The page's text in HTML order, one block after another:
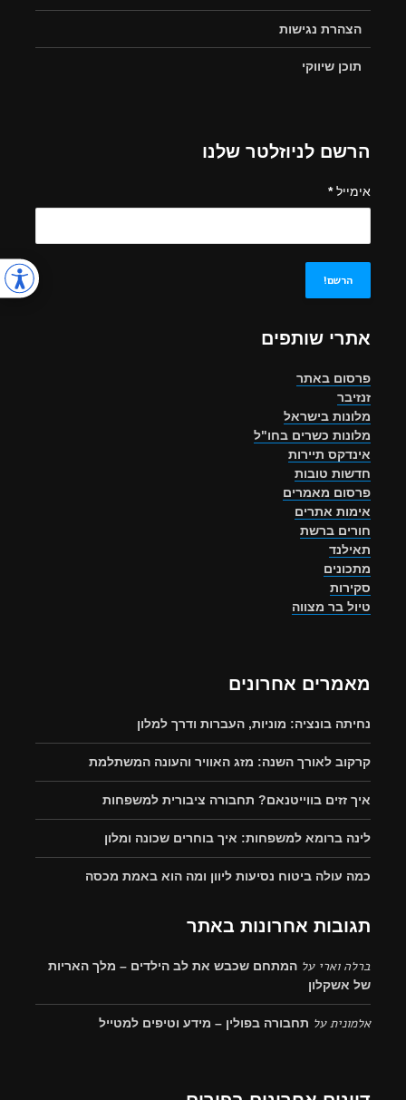
הצהרת נגישות
תוכן שיווקי
הרשם לניוזלטר שלנו
אימייל*
אתרי שותפים
פרסום באתר
זנזיבר
מלונות בישראל
מלונות כשרים בחו"ל
אינדקס תיירות
חדשות טובות
פרסום מאמרים
אימות אתרים
חורים ברשת
תאילנד
מתכונים
סקירות
טיול בר מצווה
מאמרים אחרונים
נחיתה בונציה: מוניות, העברות ודרך למלון
קרקוב לאורך השנה: מזג האוויר והעונה המשתלמת
איך זזים בווייטנאם? תחבורה ציבורית למשפחות
לינה ברומא למשפחות: איך בוחרים שכונה ומלון
כמה עולה ביטוח נסיעות ליוון ומה הוא באמת מכסה
תגובות אחרונות באתר
ברלה וארי על המתחם שכבש את לב הילדים – מלך האריות
של אשקלון
אלמוניתעל תחבורה בפולין – מידע וטיפים למטייל